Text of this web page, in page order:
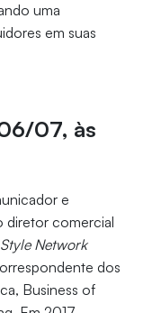
uma
em suas
07, às
e
diretor comercial
Network
dos
Business of